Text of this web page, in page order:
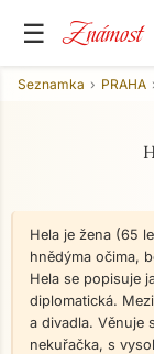
☰ Známost
Seznamka PRAHA
Hela je žena (65
hnědýma očima,
Hela se popisuje
diplomatická.
a divadla. Věnuje
nekuřačka, s